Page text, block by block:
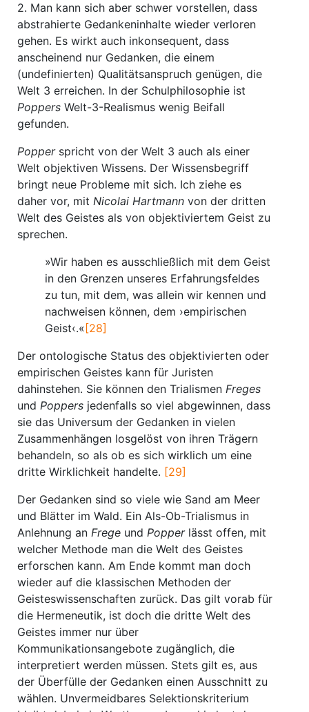
2. Man kann sich aber schwer vorstellen, dass
abstrahierte Gedankeninhalte wieder verloren
gehen. Es wirkt auch inkonsequent, dass
anscheinend nur Gedanken, die einem
(undefinierten) Qualitätsanspruch genügen, die
Welt 3 erreichen. In der Schulphilosophie ist
Poppers Welt-3-Realismus wenig Beifall
gefunden.
Popperspricht von der Welt 3 auch als einer
Welt objektiven Wissens. Der Wissensbegriff
bringt neue Probleme mit sich. Ich ziehe es
daher vor, mit Nicolai Hartmann von der dritten
Welt des Geistes als von objektiviertem Geist zu
sprechen.
»Wir haben es ausschließlich mit dem Geist
in den Grenzen unseres Erfahrungsfeldes
zu tun, mit dem, was allein wir kennen und
nachweisen können, dem ›empirischen
Geist‹.« [28]
Der ontologische Status des objektivierten oder
empirischen Geistes kann für Juristen
dahinstehen. Sie können den Trialismen Freges
und Poppers jedenfalls so viel abgewinnen, dass
sie das Universum der Gedanken in vielen
Zusammenhängen losgelöst von ihren Trägern
behandeln, so als ob es sich wirklich um eine
dritte Wirklichkeit handelte. [29]
Der Gedanken sind so viele wie Sand am Meer
und Blätter im Wald. Ein Als-Ob-Trialismus in
Anlehnung an Frege und Popperlässt offen, mit
welcher Methode man die Welt des Geistes
erforschen kann. Am Ende kommt man doch
wieder auf die klassischen Methoden der
Geisteswissenschaften zurück. Das gilt vorab für
die Hermeneutik, ist doch die dritte Welt des
Geistes immer nur über
Kommunikationsangebote zugänglich, die
interpretiert werden müssen. Stets gilt es, aus
der Überfülle der Gedanken einen Ausschnitt zu
wählen. Unvermeidbares Selektionskriterium